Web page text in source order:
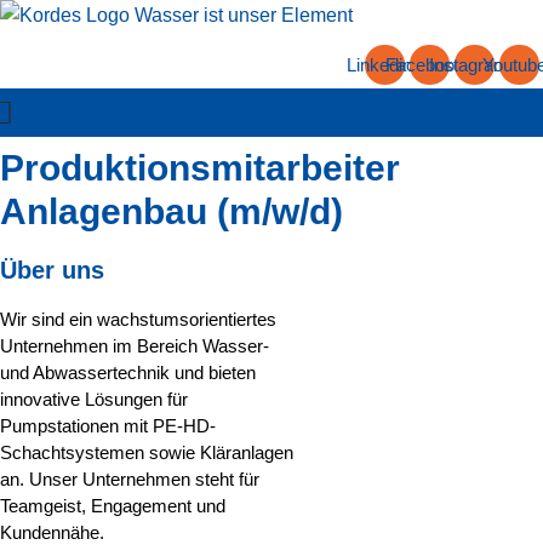
Zum
LinkedinFacebookInstagram
Produktionsmitarbeiter
Anlagenbau (m/w/d)
Über uns
Wir sind ein wachstumsorientiertes
Unternehmen im Bereich Wasser-
und Abwassertechnik und bieten
innovative Lösungen für
Pumpstationen mit PE-HD-
Schachtsystemen sowie Kläranlagen
an. Unser Unternehmen steht für
Teamgeist, Engagement und
Kundennähe.